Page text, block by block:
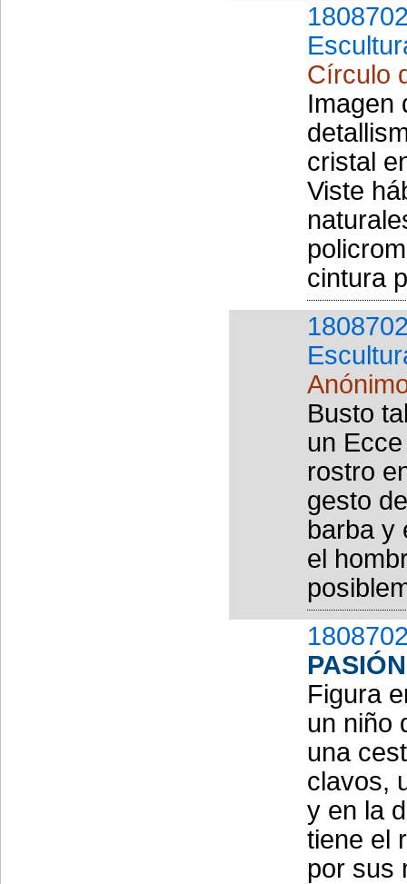
Círculo
Imagen
cristal
Viste
cintura
Busto
un
rostro
gesto
barba y
el
PASIÓN
Figura
un niño
una
clavos,
y en la
tiene el
por sus